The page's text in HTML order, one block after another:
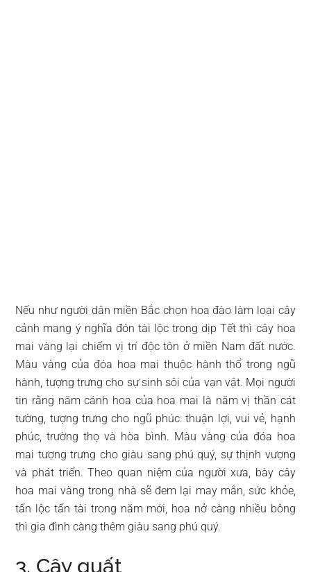
Nếu như người dân miền Bắc chọn hoa đào làm loại cây
cảnh mang ý nghĩa đón tài lộc trong dịp Tết thì cây hoa
mai vàng lại chiếm vị trí độc tôn ở miền Nam đất nước.
Màu vàng của đóa hoa mai thuộc hành thổ trong ngũ
hành, tượng trưng cho sự sinh sôi của vạn vật. Mọi người
tin rằng năm cánh hoa của hoa mai là năm vị thần cát
tường, tượng trưng cho ngũ phúc: thuận lợi, vui vẻ, hạnh
phúc, trường thọ và hòa bình. Màu vàng của đóa hoa
mai tượng trưng cho giàu sang phú quý, sự thịnh vượng
và phát triển. Theo quan niệm của người xưa, bày cây
hoa mai vàng trong nhà sẽ đem lại may mắn, sức khỏe,
tấn lộc tấn tài trong năm mới, hoa nở càng nhiều bông
thì gia đình càng thêm giàu sang phú quý.
3. Cây quất